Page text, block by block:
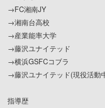
→FC湘南JY
→湘南台高校
→産業能率大学
→藤沢ユナイテッド
→横浜GSFCコブラ
→藤沢ユナイテッド(現役活動
指導歴